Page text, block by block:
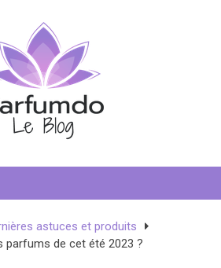
astuces et produits
parfums de cet été 2023 ?